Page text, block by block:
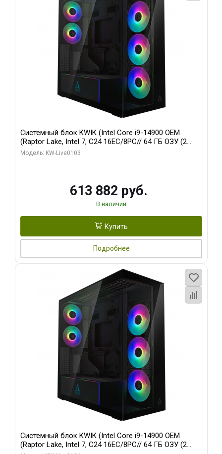
Системный блок KWIK (Intel Core i9-14900 OEM
(Raptor Lake, Intel 7, C24 16EC/8PC// 64 ГБ ОЗУ (2
модуля)/ Afox RTX4090 24GB GDDR6X 384-Bit 3xDP
Модель: KW-Live0103
613 882 руб.
В наличии
Купить
Подробнее
Системный блок KWIK (Intel Core i9-14900 OEM
(Raptor Lake, Intel 7, C24 16EC/8PC// 64 ГБ ОЗУ (2